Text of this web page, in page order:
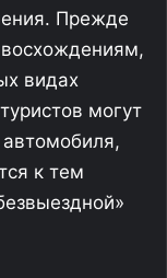
Прежде
восхождениям,
видах
могут
к тем